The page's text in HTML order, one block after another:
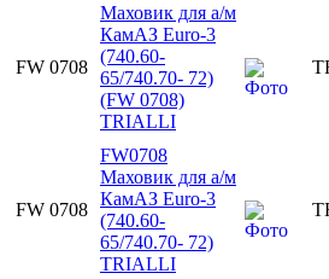
FW 0708
Маховик для а/м
КамАЗ Euro-3
(740.60-
65/740.70- 72)
(FW 0708)
TRIALLI
FW 0708
FW0708
Маховик для а/м
КамАЗ Euro-3
(740.60-
65/740.70- 72)
TRIALLI